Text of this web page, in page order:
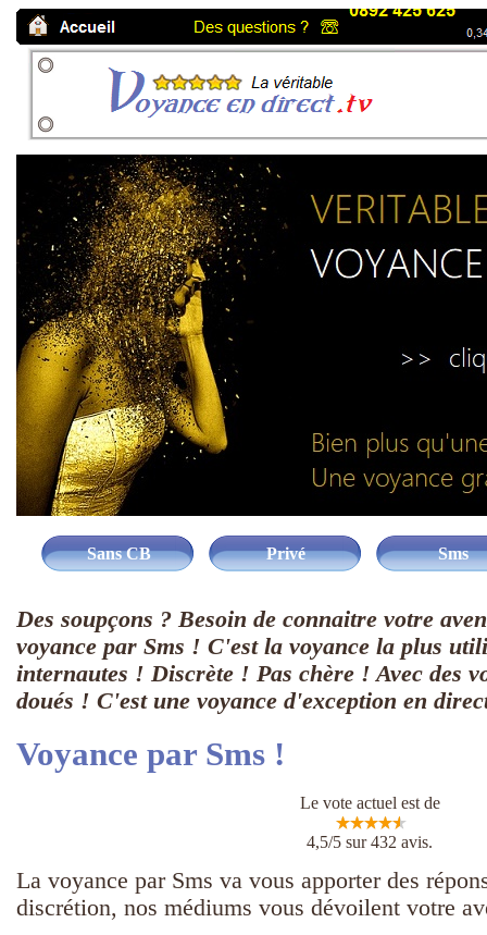
Sans CB Privé Sms
Des soupçons ? Besoin de connaitre votre
voyance par Sms ! C'est la voyance la plus
internautes ! Discrète ! Pas chère ! Avec des
doués ! C'est une voyance d'exception en
Voyance par Sms !
Le vote actuel est de
4,5/5 sur 432 avis.
La voyance par Sms va vous apporter des
discrétion, nos médiums vous dévoilent votre